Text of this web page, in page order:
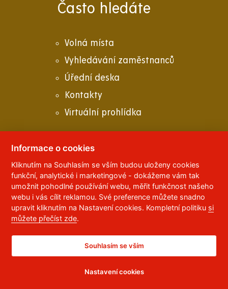
Často hledáte
Volná místa
Vyhledávání zaměstnanců
Úřední deska
Kontakty
Virtuální prohlídka
© 2023 Univerzita Pardubice,Studentská 95
532 10 Pardubice 2
Telefon: 466 036 111, 466 036 112, 466 036 113
Správce webu ,RSS
Prohlášení o přístupnosti
CC BY-NC-ND 4.0 CZ
Informace o cookies
Kliknutím na Souhlasím se vším budou uloženy cookies
funkční, analytické i marketingové - dokážeme vám tak
umožnit pohodlné používání webu, měřit funkčnost našeho
webu i vás cílit reklamou. Své preference můžete snadno
upravit kliknutím na Nastavení cookies. Kompletní politiku si
můžete přečíst zde.
Souhlasím se vším
Nastavení cookies